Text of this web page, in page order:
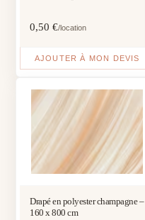
0,50€/location
AJOUTER À MON DEVIS
Drapé en polyester champagne –
160 x 800 cm